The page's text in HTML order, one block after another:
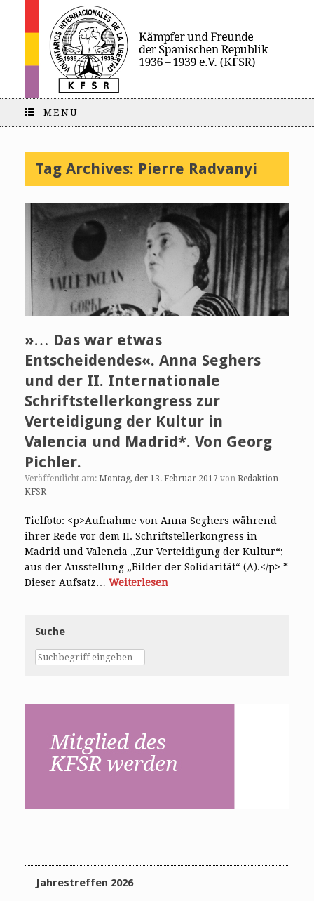
MENU
Tag Archives: Pierre Radvanyi
»… Das war etwas
Entscheidendes«. Anna Seghers
und der II. Internationale
Schriftstellerkongress zur
Verteidigung der Kultur in
Valencia und Madrid*. Von Georg
Pichler.
Veröffentlicht am: Montag, der 13. Februar 2017 von Redaktion
KFSR
Tielfoto: <p>Aufnahme von Anna Seghers während
ihrer Rede vor dem II. Schriftstellerkongress in
Madrid und Valencia „Zur Verteidigung der Kultur“;
aus der Ausstellung „Bilder der Solidarität“ (A).</p> *
Dieser Aufsatz… Weiterlesen
Suche
Jahrestreffen 2026